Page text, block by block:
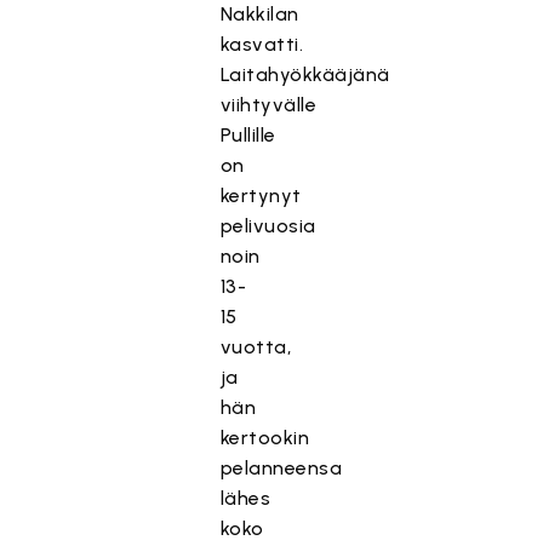
Nakkilan
kasvatti.
Laitahyökkääjänä
viihtyvälle
Pullille
on
kertynyt
pelivuosia
noin
13-
15
vuotta,
ja
hän
kertookin
pelanneensa
lähes
koko